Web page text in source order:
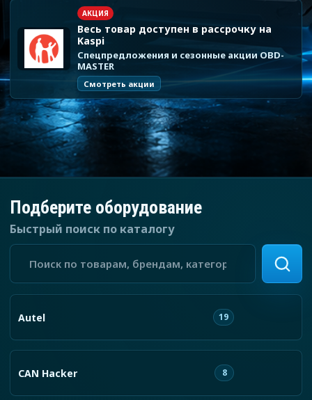
АКЦИЯ
Весь товар доступен в рассрочку на
Kaspi
Спецпредложения и сезонные акции OBD-
MASTER
Смотреть акции
Подберите оборудование
Быстрый поиск по каталогу
Поиск по каталогу
Autel 19
CAN Hacker 8